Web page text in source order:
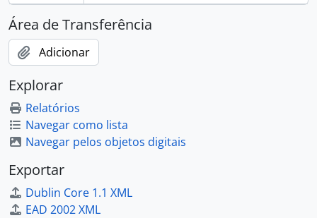
Área de Transferência
Adicionar
Explorar
Relatórios
Navegar como lista
Navegar pelos objetos digitais
Exportar
Dublin Core 1.1 XML
EAD 2002 XML